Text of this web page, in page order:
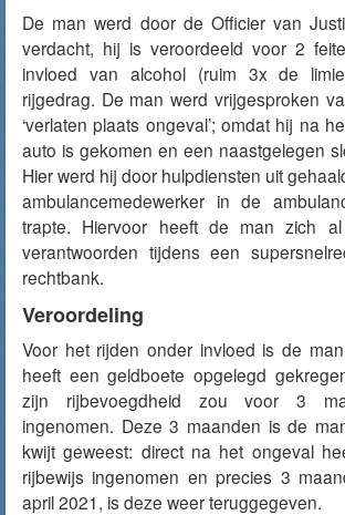
De man werd door de Officier van
verdacht, hij is veroordeeld voor 2
invloed van alcohol (ruim 3x de
rijgedrag. De man werd vrijgesproken
‘verlaten plaats ongeval’; omdat hij na
auto is gekomen en een naastgelegen
Hier werd hij door hulpdiensten uit
ambulancemedewerker in de
trapte. Hiervoor heeft de man zich
verantwoorden tijdens een
rechtbank.
Veroordeling
Voor het rijden onder invloed is de
heeft een geldboete opgelegd
zijn rijbevoegdheid zou voor 3
ingenomen. Deze 3 maanden is de
kwijt geweest: direct na het ongeval
rijbewijs ingenomen en precies 3
april 2021, is deze weer teruggegeven.